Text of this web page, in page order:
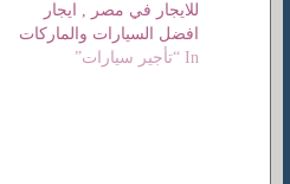
للايجار في مصر , ايجار
افضل السيارات والماركات
سيارات للتنزه داخل
In “تأجير سيارات”